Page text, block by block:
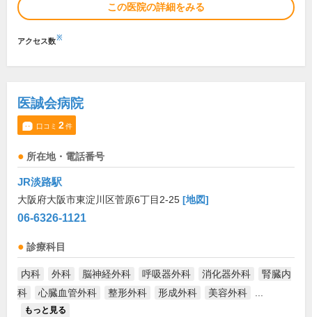
この医院の詳細をみる
アクセス数※
医誠会病院
口コミ 2件
所在地・電話番号
JR淡路駅
大阪府大阪市東淀川区菅原6丁目2-25 [地図]
06-6326-1121
診療科目
内科 外科 脳神経外科 呼吸器外科 消化器外科
腎臓内
科
心臓血管外科 整形外科 形成外科 美容外科
もっと見る